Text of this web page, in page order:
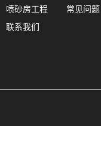
喷砂房工程
常见问题
联系我们